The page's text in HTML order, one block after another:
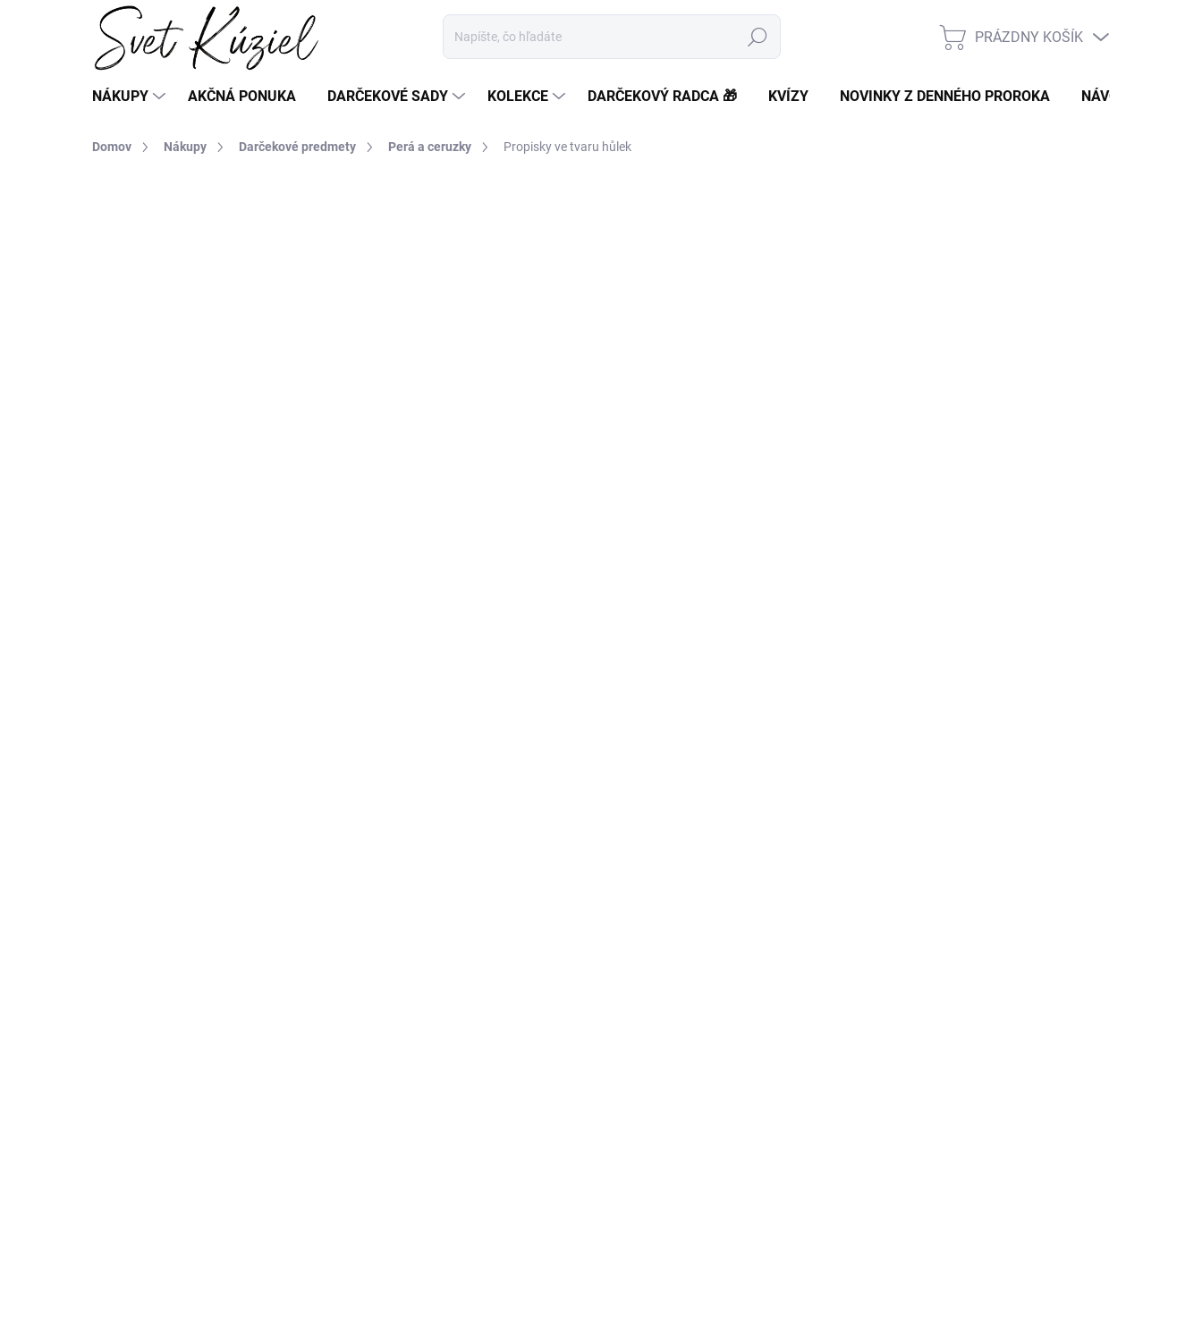
Hľadať
NÁKUPNÝ
PRÁZDNY KOŠÍK
NÁKUPY AKČNÁ PONUKA DARČEKOVÉ SADY KOLEKCE DARČEKOVÝ RADCA 🎁 KVÍZY NOVINKY Z DENNÉHO PROROKA NÁVODY A TIPY
Domov Nákupy Darčekové predmety Perá a ceruzky Propisky ve tvaru hůlek